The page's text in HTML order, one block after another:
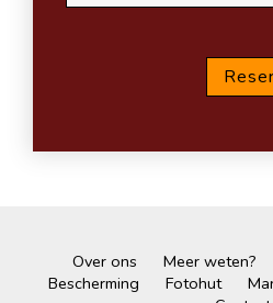
Over ons Meer weten?
Bescherming
Fotohut